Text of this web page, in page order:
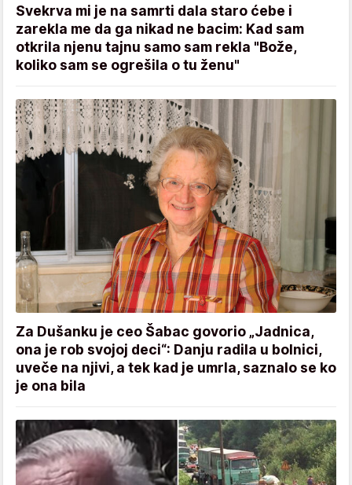
Svekrva mi je na samrti dala staro ćebe i
zarekla me da ga nikad ne bacim: Kad sam
otkrila njenu tajnu samo sam rekla "Bože,
koliko sam se ogrešila o tu ženu"
Za Dušanku je ceo Šabac govorio „Jadnica,
ona je rob svojoj deci“: Danju radila u bolnici,
uveče na njivi, a tek kad je umrla, saznalo se ko
je ona bila